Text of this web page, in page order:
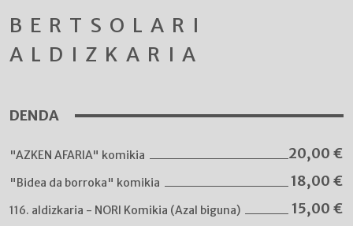
BERTSOLARI
ALDIZKARIA
DENDA
"AZKEN AFARIA" komikia 20,00 €
"Bidea da borroka" komikia 18,00 €
116. aldizkaria - NORI Komikia (Azal biguna) 15,00 €